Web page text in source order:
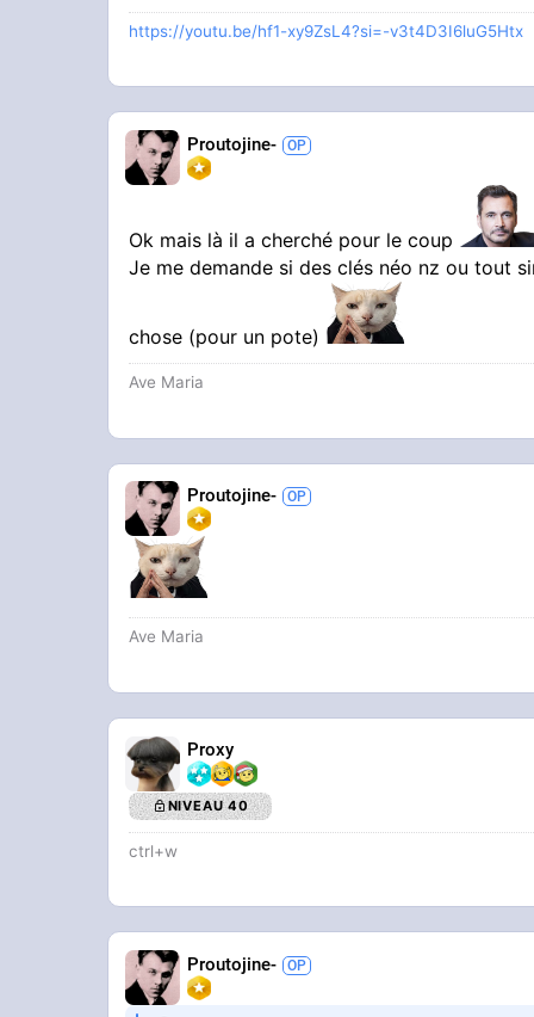
https://youtu.be/hf1-xy9ZsL4?si=-v3t4D3I6luG5Htx
Proutojine-
Ok mais là il a cherché pour le coup
Je me demande si des clés néo nz ou tout
chose (pour un pote)
Ave Maria
Proutojine-
Ave Maria
Proxy
NIVEAU 40
ctrl+w
Proutojine-